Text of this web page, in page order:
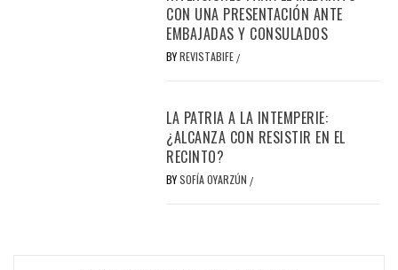
CON UNA PRESENTACIÓN ANTE
EMBAJADAS Y CONSULADOS
BYREVISTABIFE /
LA PATRIA A LA INTEMPERIE:
¿ALCANZA CON RESISTIR EN EL
RECINTO?
BYSOFÍA OYARZÚN /